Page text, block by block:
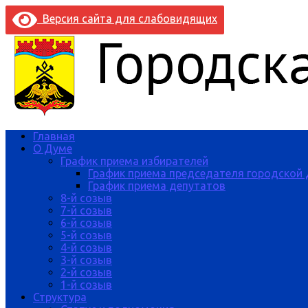
Версия сайта для слабовидящих
Главная
О Думе
График приема избирателей
График приема председателя
График приема депутатов
8-й созыв
7-й созыв
6-й созыв
5-й созыв
4-й созыв
3-й созыв
2-й созыв
1-й созыв
Структура